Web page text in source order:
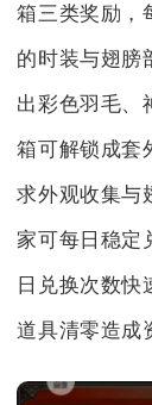
箱三类奖励，
的时装与翅膀
出彩色羽毛、
箱可解锁成套
求外观收集与
家可每日稳定
日兑换次数快
道具清零造成